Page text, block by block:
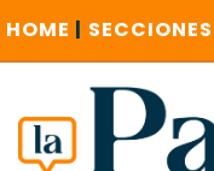
HOME | SECCIONES